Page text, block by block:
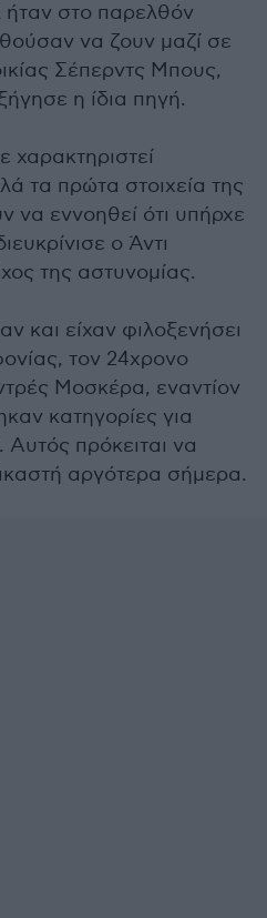
στο παρελθόν
να ζουν μαζί σε
Σέπερντς Μπους,
η ίδια πηγή.
χαρακτηριστεί
τα πρώτα στοιχεία της
να εννοηθεί ότι υπήρχε
ο Άντι
της αστυνομίας.
και είχαν φιλοξενήσει
τον 24χρονο
Μοσκέρα, εναντίον
κατηγορίες για
πρόκειται να
αργότερα σήμερα.